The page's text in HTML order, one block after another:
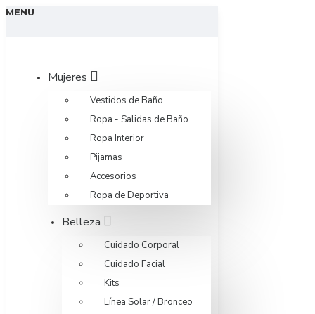
MENU
Mujeres
Vestidos de Baño
Ropa - Salidas de Baño
Ropa Interior
Pijamas
Accesorios
Ropa de Deportiva
Belleza
Cuidado Corporal
Cuidado Facial
Kits
Línea Solar / Bronceo